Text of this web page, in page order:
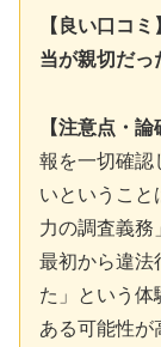
【良い口コ
当が親切だっ
【注意点・論
報を一切確認
いということ
力の調査義務
最初から違法
た」という体
ある可能性が